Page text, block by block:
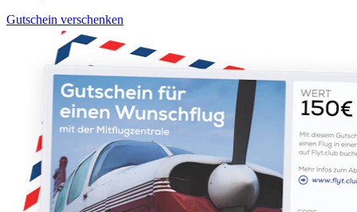
Gutschein verschenken